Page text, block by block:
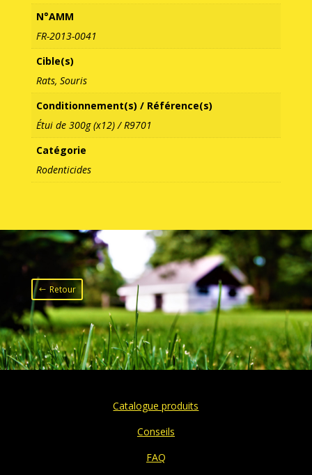
N°AMM
FR-2013-0041
Cible(s)
Rats, Souris
Conditionnement(s) / Référence(s)
Étui de 300g (x12) / R9701
Catégorie
Rodenticides
Retour
Catalogue produits
Conseils
FAQ